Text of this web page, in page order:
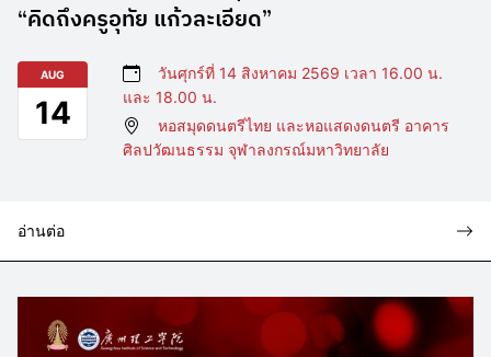
“คิดถึงครูอุทัย แก้วละเอียด”
AUG
14
วันศุกร์ที่ 14 สิงหาคม 2569 เวลา 16.00 น.
และ 18.00 น.
หอสมุดดนตรีไทย และหอแสดงดนตรี อาคาร
ศิลปวัฒนธรรม จุฬาลงกรณ์มหาวิทยาลัย
อ่านต่อ